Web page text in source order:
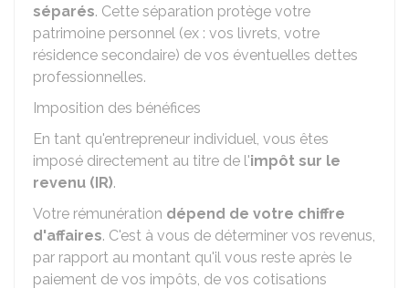
séparés. Cette séparation protège votre
patrimoine personnel (ex : vos livrets, votre
résidence secondaire) de vos éventuelles dettes
professionnelles.
Imposition des bénéfices
En tant qu'entrepreneur individuel, vous êtes
imposé directement au titre de l'impôt sur le
revenu (IR).
Votre rémunération dépend de votre chiffre
d'affaires. C'est à vous de déterminer vos revenus,
par rapport au montant qu'il vous reste après le
paiement de vos impôts, de vos cotisations